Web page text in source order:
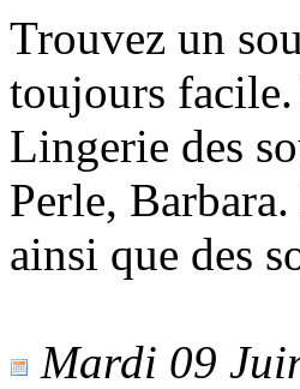
Trouvez un
toujours
Lingerie des
Perle,
ainsi que des
Mardi 09